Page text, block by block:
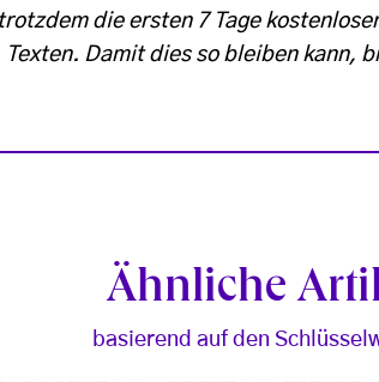
trotzdem die ersten 7 Tage
Texten. Damit dies so bleiben kann,
Ähnliche
basierend auf den